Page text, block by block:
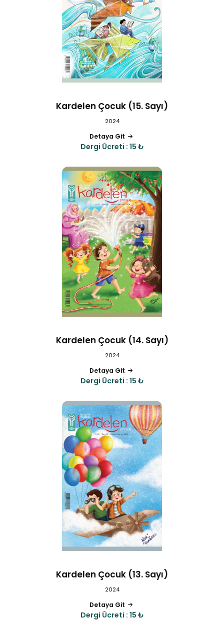
Kardelen Çocuk (15. Sayı)
2024
Detaya Git
Dergi Ücreti : 15 ₺
Kardelen Çocuk (14. Sayı)
2024
Detaya Git
Dergi Ücreti : 15 ₺
Kardelen Çocuk (13. Sayı)
2024
Detaya Git
Dergi Ücreti : 15 ₺